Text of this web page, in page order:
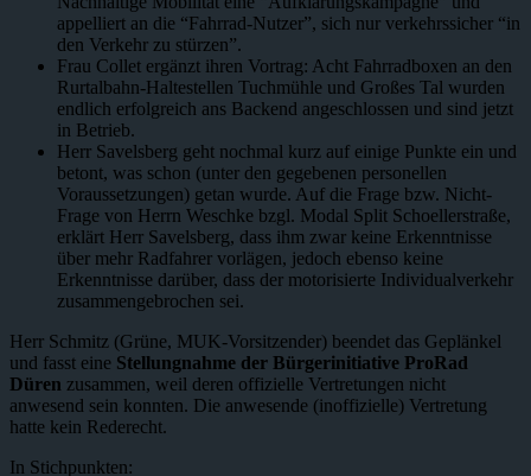
appelliert an die “Fahrrad-Nutzer”, sich nur verkehrssicher “in
den Verkehr zu stürzen”.
Frau Collet ergänzt ihren Vortrag: Acht Fahrradboxen an den
Rurtalbahn-Haltestellen Tuchmühle und Großes Tal wurden
endlich erfolgreich ans Backend angeschlossen und sind jetzt
in Betrieb.
Herr Savelsberg geht nochmal kurz auf einige Punkte ein und
betont, was schon (unter den gegebenen personellen
Voraussetzungen) getan wurde. Auf die Frage bzw. Nicht-
Frage von Herrn Weschke bzgl. Modal Split Schoellerstraße,
erklärt Herr Savelsberg, dass ihm zwar keine Erkenntnisse
über mehr Radfahrer vorlägen, jedoch ebenso keine
Erkenntnisse darüber, dass der motorisierte Individualverkehr
zusammengebrochen sei.
Herr Schmitz (Grüne, MUK-Vorsitzender) beendet das Geplänkel
und fasst eine Stellungnahme der Bürgerinitiative ProRad
Düren zusammen, weil deren offizielle Vertretungen nicht
anwesend sein konnten. Die anwesende (inoffizielle) Vertretung
hatte kein Rederecht.
In Stichpunkten: